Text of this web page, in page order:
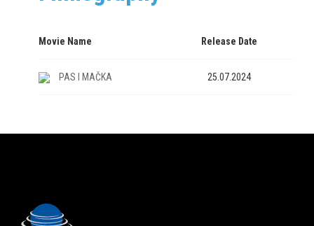
Movie Name Release Date
PAS I MAČKA 25.07.2024